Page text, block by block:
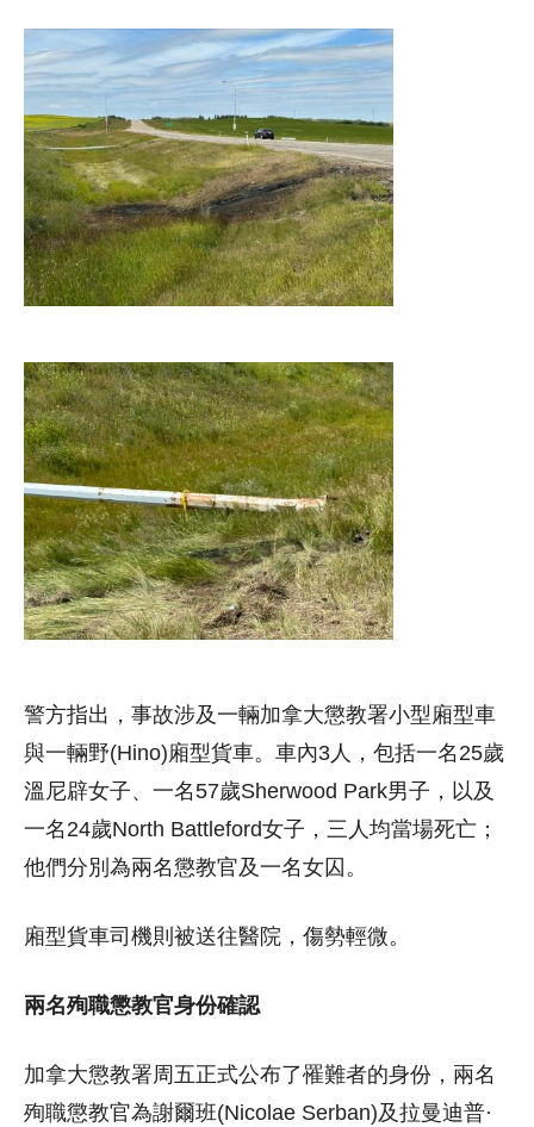
警方指出，事故涉及一輛加拿大懲教署小型廂型車
與一輛野(Hino)廂型貨車。車內3人，包括一名25歲
溫尼辟女子、一名57歲Sherwood Park男子，以及
一名24歲North Battleford女子，三人均當場死亡；
他們分別為兩名懲教官及一名女囚。
廂型貨車司機則被送往醫院，傷勢輕微。
兩名殉職懲教官身份確認
加拿大懲教署周五正式公布了罹難者的身份，兩名
殉職懲教官為謝爾班(Nicolae Serban)及拉曼迪普·